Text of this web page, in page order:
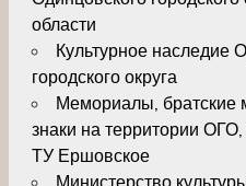
области
Культурное наследие
городского округа
Мемориалы, братские
знаки на территории
ТУ Ершовское